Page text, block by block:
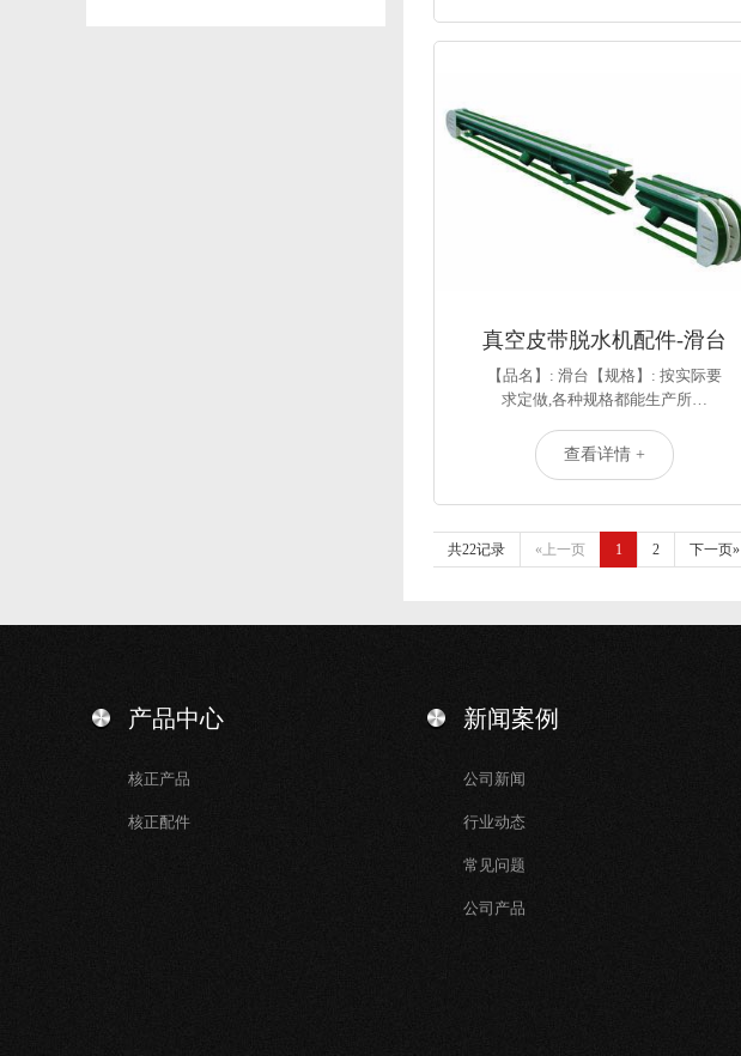
真空皮带脱水机配件-滑台
【品名】: 滑台【规格】: 按实际要
求定做,各种规格都能生产所…
查看详情 +
共22记录 «上一页 1 2 下一页»
产品中心
核正产品
核正配件
新闻案例
公司新闻
行业动态
常见问题
公司产品